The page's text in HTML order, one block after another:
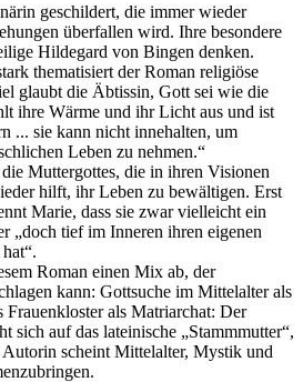
geschildert, die immer wieder
überfallen wird. Ihre besondere
Hildegard von Bingen denken.
thematisiert der Roman religiöse
glaubt die Äbtissin, Gott sei wie die
ihre Wärme und ihr Licht aus und ist
... sie kann nicht innehalten, um
Leben zu nehmen.“
Muttergottes, die in ihren Visionen
hilft, ihr Leben zu bewältigen. Erst
Marie, dass sie zwar vielleicht ein
„doch tief im Inneren ihren eigenen
hat“.
Roman einen Mix ab, der
kann: Gottsuche im Mittelalter als
Frauenkloster als Matriarchat: Der
sich auf das lateinische „Stammmutter“,
scheint Mittelalter, Mystik und